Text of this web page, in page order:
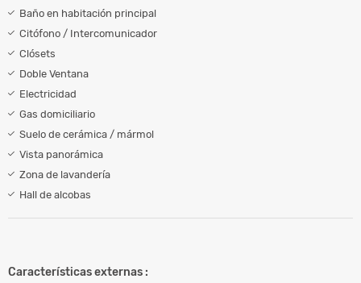
Baño en habitación principal
Citófono / Intercomunicador
Clósets
Doble Ventana
Electricidad
Gas domiciliario
Suelo de cerámica / mármol
Vista panorámica
Zona de lavandería
Hall de alcobas
Características externas :